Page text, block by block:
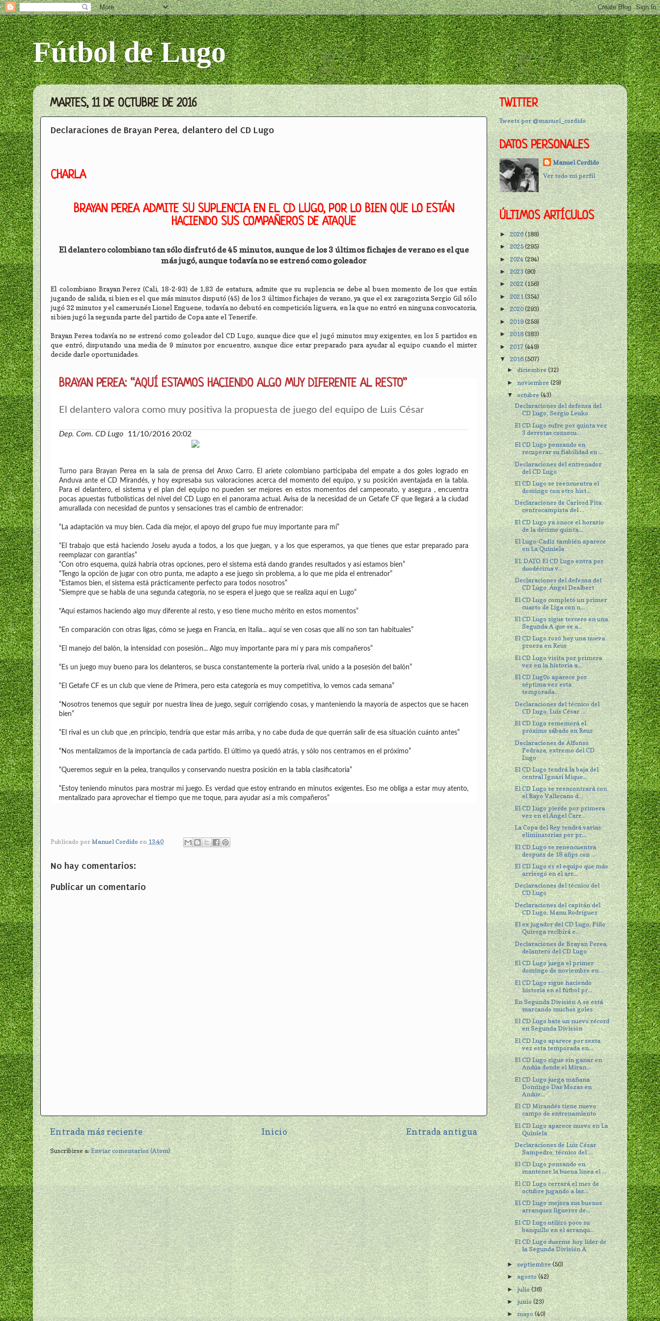
Fútbol de Lugo
MARTES, 11 DE OCTUBRE DE 2016
Declaraciones de Brayan Perea, delantero del CD Lugo
CHARLA
BRAYAN PEREA ADMITE SU SUPLENCIA EN EL CD LUGO, POR LO BIEN QUE LO ESTÁN
HACIENDO SUS COMPAÑEROS DE ATAQUE
El delantero colombiano tan sólo disfrutó de 45 minutos, aunque de los 3 últimos fichajes de verano es el que
más jugó, aunque todavía no se estrenó como goleador
El colombiano Brayan Perez (Cali, 18-2-93) de 1,83 de estatura, admite que su suplencia se debe al buen momento de los que están
jugando de salida, si bien es el que más minutos disputó (45) de los 3 últimos fichajes de verano, ya que el ex zaragozista Sergio Gil sólo
jugó 32 minutos y el camerunés Lionel Enguene, todavía no debutó en competición liguera, en la que no entró en ninguna convocatoria,
si bien jugó la segunda parte del partido de Copa ante el Tenerife.
Brayan Perea todavía no se estrenó como goleador del CD Lugo, aunque dice que el jugó minutos muy exigentes, en los 5 partidos en
que entró, disputando una media de 9 minutos por encuentro, aunque dice estar preparado para ayudar al equipo cuando el mister
decide darle oportunidades.
BRAYAN PEREA: “AQUÍ ESTAMOS HACIENDO ALGO MUY DIFERENTE AL RESTO”
El delantero valora como muy positiva la propuesta de juego del equipo de Luis César
Dep. Com. CD Lugo 11/10/2016 20:02
Turno para Brayan Perea en la sala de prensa del Anxo Carro. El ariete colombiano participaba del empate a dos goles logrado en
Anduva ante el CD Mirandés, y hoy expresaba sus valoraciones acerca del momento del equipo, y su posición aventajada en la tabla.
Para el delantero, el sistema y el plan del equipo no pueden ser mejores en estos momentos del campeonato, y asegura , encuentra
pocas apuestas futbolísticas del nivel del CD Lugo en el panorama actual. Avisa de la necesidad de un Getafe CF que llegará a la ciudad
amurallada con necesidad de puntos y sensaciones tras el cambio de entrenador:
“La adaptación va muy bien. Cada día mejor, el apoyo del grupo fue muy importante para mí”
“El trabajo que está haciendo Joselu ayuda a todos, a los que juegan, y a los que esperamos, ya que tienes que estar preparado para
reemplazar con garantías”
“Con otro esquema, quizá habría otras opciones, pero el sistema está dando grandes resultados y así estamos bien”
“Tengo la opción de jugar con otro punta, me adapto a ese juego sin problema, a lo que me pida el entrenador”
“Estamos bien, el sistema está prácticamente perfecto para todos nosotros”
“Siempre que se habla de una segunda categoría, no se espera el juego que se realiza aquí en Lugo”
"Aquí estamos haciendo algo muy diferente al resto, y eso tiene mucho mérito en estos momentos”
“En comparación con otras ligas, cómo se juega en Francia, en Italia... aquí se ven cosas que allí no son tan habituales”
“El manejo del balón, la intensidad con posesión... Algo muy importante para mí y para mis compañeros”
“Es un juego muy bueno para los delanteros, se busca constantemente la portería rival, unido a la posesión del balón”
“El Getafe CF es un club que viene de Primera, pero esta categoría es muy competitiva, lo vemos cada semana”
“Nosotros tenemos que seguir por nuestra línea de juego, seguir corrigiendo cosas, y manteniendo la mayoría de aspectos que se hacen
bien”
“El rival es un club que ,en principio, tendría que estar más arriba, y no cabe duda de que querrán salir de esa situación cuánto antes”
“Nos mentalizamos de la importancia de cada partido. El último ya quedó atrás, y sólo nos centramos en el próximo”
“Queremos seguir en la pelea, tranquilos y conservando nuestra posición en la tabla clasificatoria”
“Estoy teniendo minutos para mostrar mi juego. Es verdad que estoy entrando en minutos exigentes. Eso me obliga a estar muy atento,
mentalizado para aprovechar el tiempo que me toque, para ayudar así a mis compañeros”
Publicado por Manuel Cordido en 13:40
No hay comentarios:
Publicar un comentario
Entrada más reciente Entrada antigua
Inicio
Suscribirse a:Enviar comentarios (Atom)
TWITTER
Tweets por @manuel_cordido
DATOS PERSONALES
Manuel Cordido
Ver todo mi perfil
ÚLTIMOS ARTÍCULOS
►2026(188)
►2025(295)
►2024(294)
►2023(90)
►2022(156)
►2021(354)
►2020(293)
►2019(259)
►2018(383)
►2017(449)
▼2016(507)
►diciembre(32)
►noviembre(29)
▼octubre(43)
Declaraciones del defensa del
CD Lugo, Sergio Leuko
El CD Lugo sufre por quinta vez
3 derrotas consecu...
El CD Lugo pensando en
recuperar su fiabilidad en ...
Declaraciones del entrenador
del CD Lugo
El CD Lugo se reencuentra el
domingo con otro hist...
Declaraciones de Carlosd Pita,
centrocampista del ...
El CD Lugo ya onoce el horario
de la décimo quinta...
El Lugo-Cadiz también aparece
en La Quiniela
EL DATO El CD Lugo entra por
duodécima v...
Declaraciones del defensa del
CD Lugo, Ángel Dealbert
El CD Lugo completó un primer
cuarto de Liga con n...
El CD Lugo sigue tercero en una
Segunda A que se a...
El CD Lugo rozó hoy una nueva
proeza en Reus
El CD Lugo visita por primera
vez en la historia a...
El CD Lug0o aparece por
séptima vez esta
temporada...
Declaraciones del técnico del
CD Lugo, Luis César ...
El CD Lugo rememorá el
próximo sábado en Reus
Declaraciones de Alfonso
Pedraza, extremo del CD
Lugo
El CD Lugo tendrá la baja del
central Ignasi Mique...
El CD Lugo se reencontrará con
el Rayo Vallecano d...
El CD Lugo pierde por primera
vez en el Ángel Carr...
La Copa del Rey tendrá varias
eliminatorias por pr...
El CD Lugo se renencuentra
después de 18 añps con ...
El CD Lugo es el equipo que más
arriesgó en el arr...
Declaraciones del técnico del
CD Lugo
Declaraciones del capitán del
CD Lugo, Manu Rodríguez
El ex jugador del CD Lugo, Piño
Quiroga recibirá e...
Declaraciones de Brayan Perea,
delantero del CD Lugo
El CD Lugo juega el primer
domingo de noviembre en...
El CD Lugo sigue haciendo
historia en el fútbol pr...
En Segunda División A se está
marcando muchos goles
El CD Lugo bate un nuevo récord
en Segunda División
El CD Lugo aparece por sexta
vez esta temporada en...
El CD Lugo sigue sin ganar en
Andúa donde el Miran...
El CD Lugo juega mañana
Domingo Das Mozas en
Andúv...
El CD Mirandés tiene nuevo
campo de entrenamiento
El CD Lugo aparece nuevo en La
Quiniela
Declaraciones de Luis César
Sampedro, técnico del ...
El CD Lugo pensando en
mantener la buena línea el ...
El CD Lugo cerrará el mes de
octubre jugando a las...
El CD Lugo mejora sus buenos
arranques ligueros de...
El CD Lugo utilizó poco su
banquillo en el arranqu...
El CD Lugo duerme hoy líder de
la Segunda División A
►septiembre(50)
►agosto(42)
►julio(36)
►junio(23)
►mayo(40)